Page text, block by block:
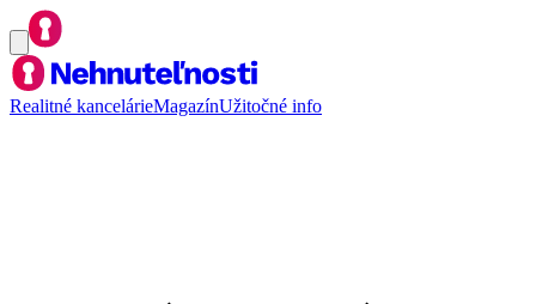
Realitné kancelárieMagazínUžitočné info